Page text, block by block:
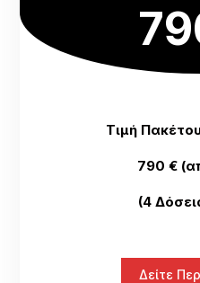
Τιμή
790 €
(4
Δείτε